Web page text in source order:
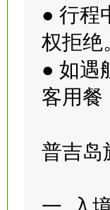
● 行程
● 行程
权拒绝
● 如遇